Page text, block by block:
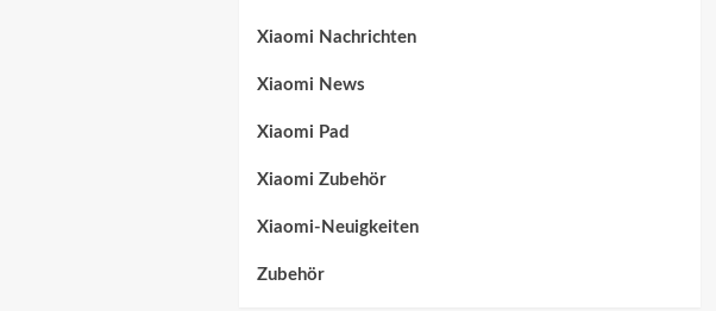
Xiaomi Nachrichten
Xiaomi News
Xiaomi Pad
Xiaomi Zubehör
Xiaomi-Neuigkeiten
Zubehör